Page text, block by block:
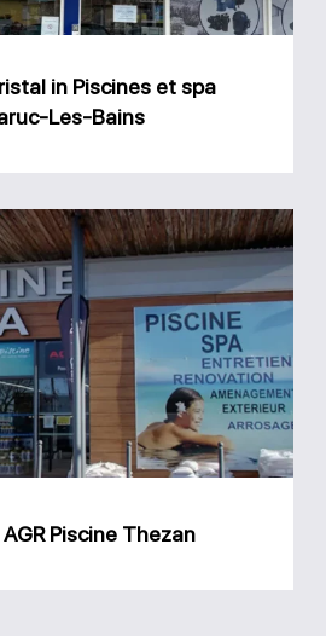
Balaruc-
Bains
in Piscines et spa
Les-Bains
Magasin
AGR
Piscine
Thezan
Piscine Thezan